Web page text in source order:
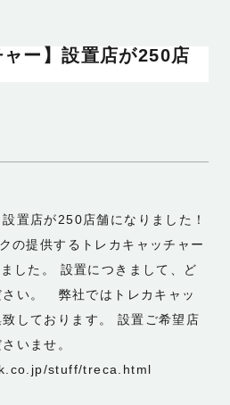
ャー】設置店が250店
置店が250店舗になりました！
の提供するトレカキャッチャー
した。 設置につきまして、ど
さい。 弊社ではトレカキャッ
しております。 設置ご希望店
いませ。
stuff/treca.html